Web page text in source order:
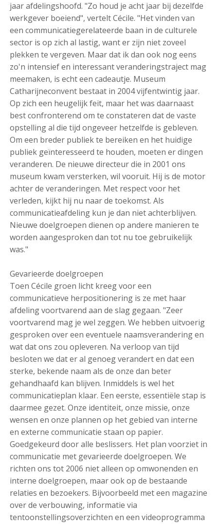
jaar afdelingshoofd. "Zo houd je acht jaar bij dezelfde
werkgever boeiend", vertelt Cécile. "Het vinden van
een communicatiegerelateerde baan in de culturele
sector is op zich al lastig, want er zijn niet zoveel
plekken te vergeven. Maar dat ik dan ook nog eens
zo'n intensief en interessant veranderingstraject mag
meemaken, is echt een cadeautje. Museum
Catharijneconvent bestaat in 2004 vijfentwintig jaar.
Op zich een heugelijk feit, maar het was daarnaast
best confronterend om te constateren dat de vaste
opstelling al die tijd ongeveer hetzelfde is gebleven.
Om een breder publiek te bereiken en het huidige
publiek geïnteresseerd te houden, moeten er dingen
veranderen. De nieuwe directeur die in 2001 ons
museum kwam versterken, wil vooruit. Hij is de motor
achter de veranderingen. Met respect voor het
verleden, kijkt hij nu naar de toekomst. Als
communicatieafdeling kun je dan niet achterblijven.
Nieuwe doelgroepen dienen op andere manieren te
worden aangesproken dan tot nu toe gebruikelijk
was."
Gevarieerde doelgroepen
Toen Cécile groen licht kreeg voor een
communicatieve herpositionering is ze met haar
afdeling voortvarend aan de slag gegaan. "Zeer
voortvarend mag je wel zeggen. We hebben uitvoerig
gesproken over een eventuele naamsverandering en
wat dat ons zou opleveren. Na verloop van tijd
besloten we dat er al genoeg verandert en dat een
sterke, bekende naam als de onze dan beter
gehandhaafd kan blijven. Inmiddels is wel het
communicatieplan klaar. Een eerste, essentiële stap is
daarmee gezet. Onze identiteit, onze missie, onze
wensen en onze plannen op het gebied van interne
en externe communicatie staan op papier.
Goedgekeurd door alle beslissers. Het plan voorziet in
communicatie met gevarieerde doelgroepen. We
richten ons tot 2006 niet alleen op omwonenden en
interne doelgroepen, maar ook op de bestaande
relaties en bezoekers. Bijvoorbeeld met een magazine
over de verbouwing, informatie via
tentoonstellingsoverzichten en een videoprogramma